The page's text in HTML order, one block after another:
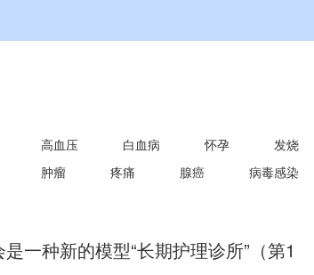
高血压 白血病 怀孕 发烧
肿瘤 疼痛 腺癌 病毒感染
一种新的模型“长期护理诊所”（第1